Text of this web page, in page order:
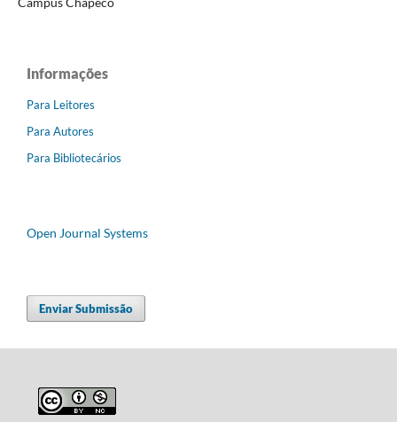
Informações
Para Leitores
Para Autores
Para Bibliotecários
Open Journal Systems
Enviar Submissão